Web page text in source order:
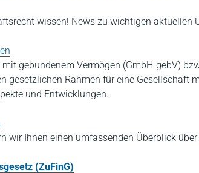
wissen! News zu wichtigen
gebundenem Vermögen (GmbH-gebV)
gesetzlichen Rahmen für eine
und Entwicklungen.
Ihnen einen umfassenden Überblick über
(ZuFinG)